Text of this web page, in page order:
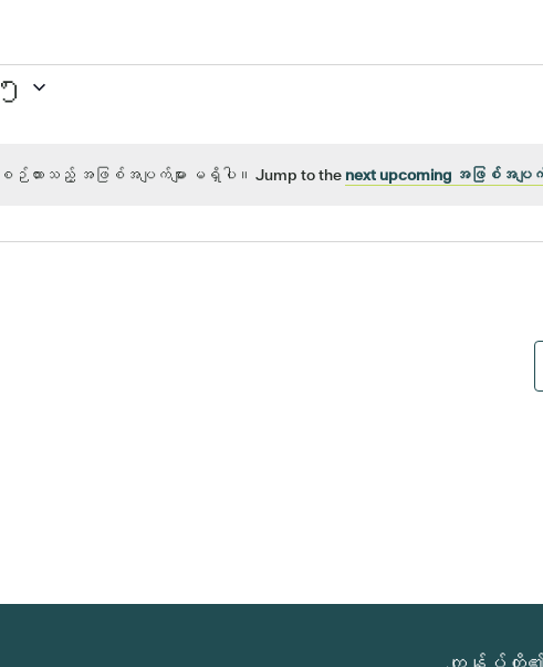
သတိထား
ားသည့် အဖြစ်အပျက်များ မရှိပါ။ Jump to the next upcoming အဖြစ်အပျက်မ